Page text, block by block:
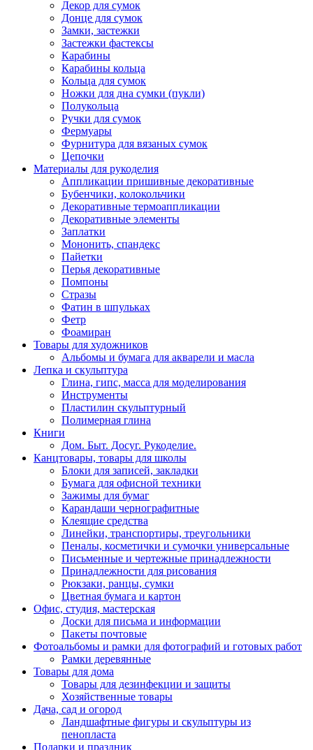
Декор для сумок
Донце для сумок
Замки, застежки
Застежки фастексы
Карабины
Карабины кольца
Кольца для сумок
Ножки для дна сумки (пукли)
Полукольца
Ручки для сумок
Фермуары
Фурнитура для вязаных сумок
Цепочки
Материалы для рукоделия
Аппликации пришивные декоративные
Бубенчики, колокольчики
Декоративные термоаппликации
Декоративные элементы
Заплатки
Мононить, спандекс
Пайетки
Перья декоративные
Помпоны
Стразы
Фатин в шпульках
Фетр
Фоамиран
Товары для художников
Альбомы и бумага для акварели и масла
Лепка и скульптура
Глина, гипс, масса для моделирования
Инструменты
Пластилин скульптурный
Полимерная глина
Книги
Дом. Быт. Досуг. Рукоделие.
Канцтовары, товары для школы
Блоки для записей, закладки
Бумага для офисной техники
Зажимы для бумаг
Карандаши чернографитные
Клеящие средства
Линейки, транспортиры, треугольники
Пеналы, косметички и сумочки универсальные
Письменные и чертежные принадлежности
Принадлежности для рисования
Рюкзаки, ранцы, сумки
Цветная бумага и картон
Офис, студия, мастерская
Доски для письма и информации
Пакеты почтовые
Фотоальбомы и рамки для фотографий и готовых работ
Рамки деревянные
Товары для дома
Товары для дезинфекции и защиты
Хозяйственные товары
Дача, сад и огород
Ландшафтные фигуры и скульптуры из
пенопласта
Подарки и праздник